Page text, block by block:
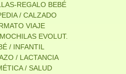
REGALO BEBÉ
/ CALZADO
VIAJE
EVOLUT.
/ INFANTIL
/ LACTANCIA
/ SALUD